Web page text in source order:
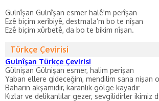
Gulnîşan Gulnîşan esmer halê'm perîşan
Ezê biçim xerîbiyê, destmala’m bo te nîşan
Ezê biçim xûrbetê, da bo te bikim nîşan.
Türkçe Çevirisi
Gulnîşan Türkçe Çevirisi
Gülnişan Gülnişan esmer, halim perişan
Yaban ellere gideceğim, mendilim sana nişan
Baharın akşamıdır, karanlık gölge kayadır
Kızlar ve delikanlılar gezer, sevgilidirler ikimiz